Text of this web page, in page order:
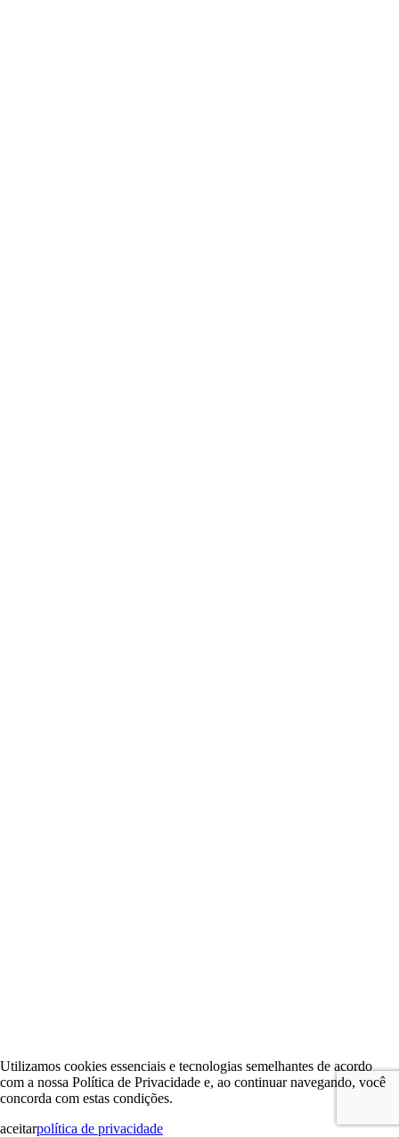
Utilizamos cookies essenciais e tecnologias semelhantes de acordo
com a nossa Política de Privacidade e, ao continuar navegando, você
concorda com estas condições.
aceitarpolítica de privacidade